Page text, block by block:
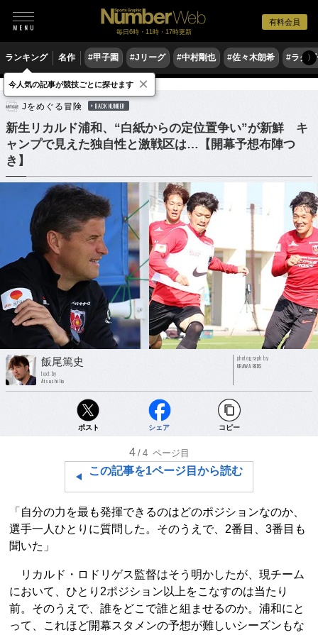
有料会員
毎日6時・11時・17時更新
ランキング 名作 #甲子園 #Jリーグ #中村剛也 #佐々木朗希 #ラグ〉
サッカー Jリーグ
Jをめぐる冒険 BACK NUMBER
新生リカルド浦和、“白紙からの定位置争い”が新鮮 キ
ャンプで見えた独自性と激戦区は…【開幕予想布陣つ
き】
飯尾篤史
text by
Atsushi Iio
photograph by
URAWA REDS
ポスト シェア コピー
4 /4 ページ目
この記事を1ページ目から読む
「自分の力を最も発揮できるのはどのポジションなのか、
選手一人ひとりに質問した。そのうえで、2番目、3番目も
聞いた」
リカルド・ロドリゲス監督はそう明かしたが、現チーム
において、ひとり2ポジション以上をこなすのは当たり
前。そのうえで、誰をどこで誰と組ませるのか。浦和にと
って、これほど開幕スタメンの予想が難しいシーズンもな
今人気の記事が競技ごとに探せます ×